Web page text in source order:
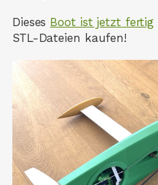
Dieses Boot ist jetzt fertig
STL-Dateien kaufen!